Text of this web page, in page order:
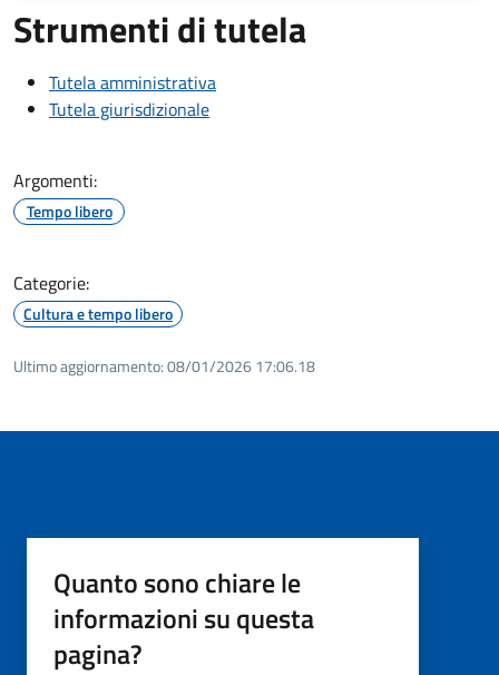
Strumenti di tutela
Tutela amministrativa
Tutela giurisdizionale
Argomenti:
Tempo libero
Categorie:
Cultura e tempo libero
Ultimo aggiornamento:08/01/2026 17:06.18
Quanto sono chiare le
informazioni su questa
pagina?